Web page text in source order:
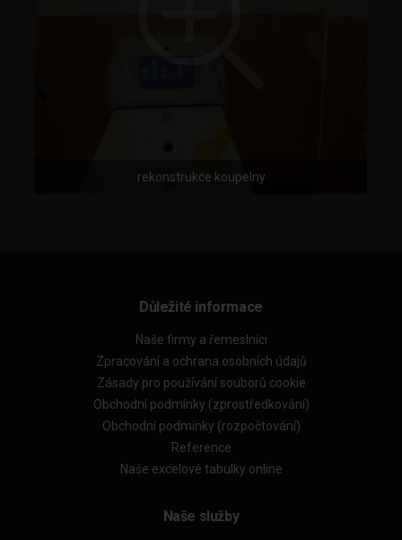
rekonstrukce koupelny
Důležité informace
Naše firmy a řemeslníci
Zpracování a ochrana osobních údajů
Zásady pro používání souborů cookie
Obchodní podmínky (zprostředkování)
Obchodní podmínky (rozpočtování)
Reference
Naše excelové tabulky online
Naše služby